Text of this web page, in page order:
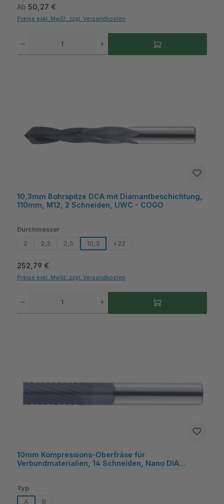
Regulärer Preis:
Ab 50,27 €
Preise exkl. MwSt. zzgl. Versandkosten
10,3mm Bohrspitze DCA mit Diamantbeschichtung,
110mm, M12, 2 Schneiden, UWC - COGO
Durchmesserauswählen
2
2,3 2,5 10,3 +22
Regulärer Preis:
252,79 €
Preise exkl. MwSt. zzgl. Versandkosten
10mm Kompressions-Oberfräse für
Verbundmaterialien, 14 Schneiden, Nano DIA
Typauswählen
A
B